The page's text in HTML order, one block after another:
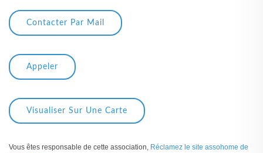
Contacter Par Mail
Appeler
Visualiser Sur Une Carte
Vous êtes responsable de cette association, Réclamez le site assohome de